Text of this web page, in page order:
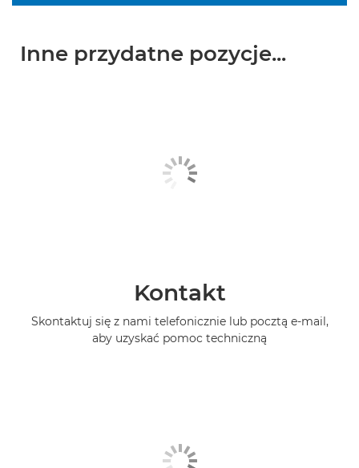
Inne przydatne pozycje...
Kontakt
Skontaktuj się z nami telefonicznie lub pocztą e-mail,
aby uzyskać pomoc techniczną